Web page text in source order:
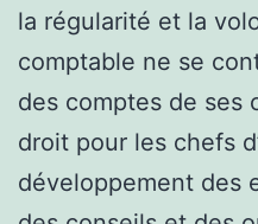
la régularité et la
comptable ne se
des comptes de ses
droit pour les chefs
développement des